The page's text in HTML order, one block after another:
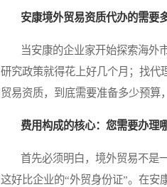
安康境外贸易资质代办的需要
当安康的企业家开始探索海外市
研究政策就得花上好几个月；找代
贸易资质，到底需要准备多少预算
费用构成的核心：您需要办理
首先必须明白，境外贸易不是一
这好比企业的“外贸身份证”。在安